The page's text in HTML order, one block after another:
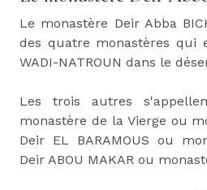
Le monastère Deir Abba
des quatre monastères qui
WADI-NATROUN dans le
Les trois autres
monastère de la Vierge ou
Deir EL BARAMOUS ou
Deir ABOU MAKAR ou